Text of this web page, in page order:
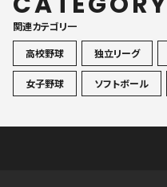
関連カテゴリ一
高校野球
独立リーグ
女子野球 ソフトボール